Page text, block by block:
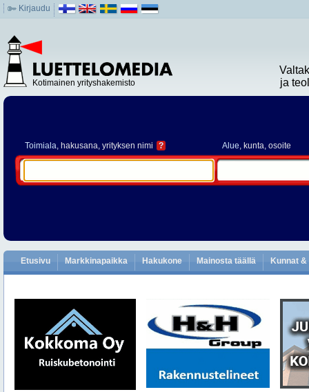
Kirjaudu
Kotimainen yrityshakemisto
ja
Toimiala, hakusana, yrityksen nimi ? Alue, kunta, osoite
Etusivu Markkinapaikka Hakukone Mainosta täällä Kunnat